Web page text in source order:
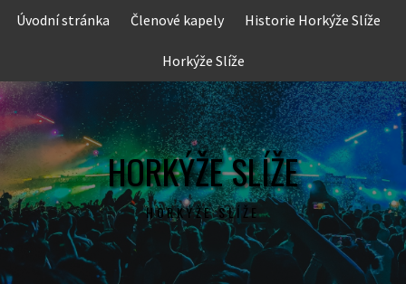
Skip
Úvodní stránka Členové kapely Historie Horkýže Slíže
Horkýže Slíže
HORKÝŽE SLÍŽE
HORKÝŽE SLÍŽE